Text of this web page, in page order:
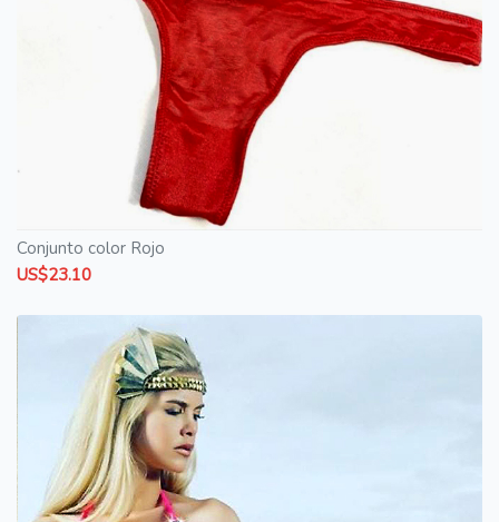
Conjunto color Rojo
US$23.10